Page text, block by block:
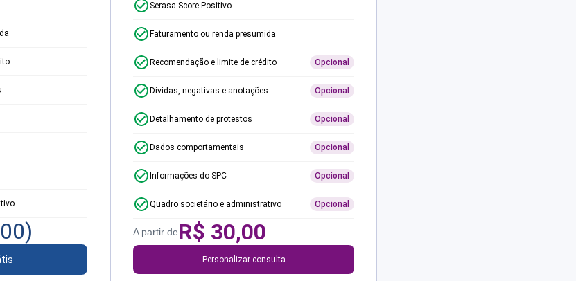
)
Serasa Score Positivo
Faturamento ou renda presumida
Recomendação e limite de crédito Opcional
Dívidas, negativas e anotações Opcional
Detalhamento de protestos Opcional
Dados comportamentais Opcional
Informações do SPC Opcional
Quadro societário e administrativo Opcional
A partir deR$ 30,00
Personalizar consulta